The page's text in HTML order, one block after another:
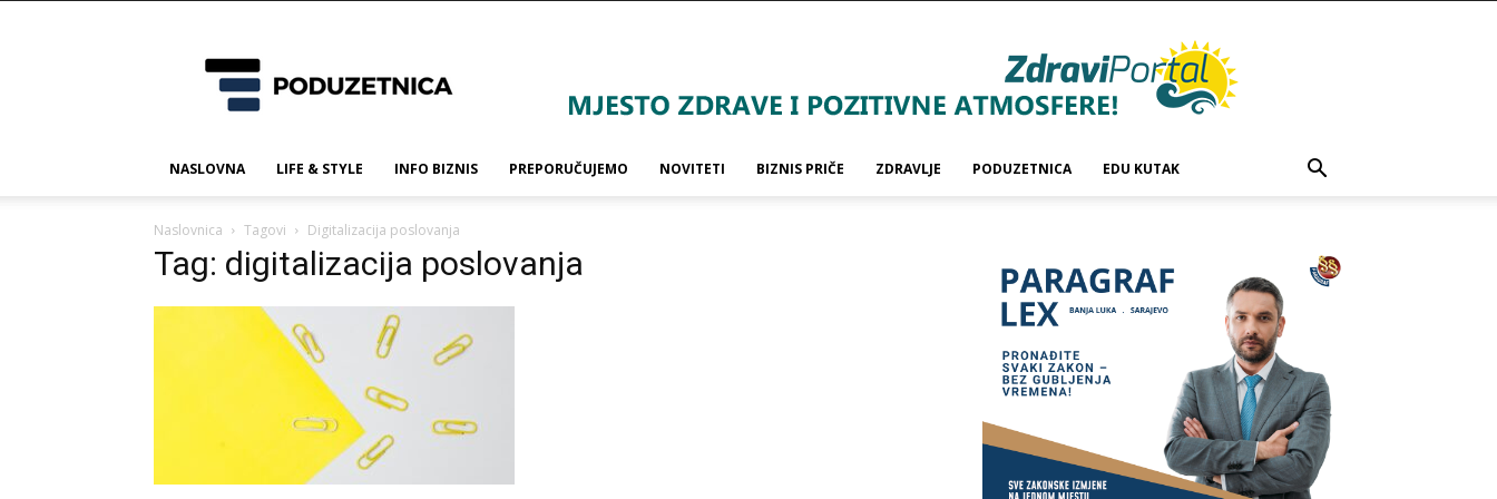
NASLOVNA LIFE & STYLE INFO BIZNIS PREPORUČUJEMO NOVITETI BIZNIS PRIČE ZDRAVLJE PODUZETNICA EDU KUTAK
Naslovnica Tagovi Digitalizacija poslovanja
Tag: digitalizacija poslovanja